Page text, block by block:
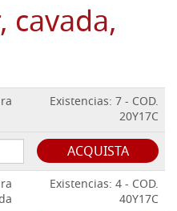
cavada,
Existencias: 7 - COD.
20Y17C
ACQUISTA
Existencias: 4 - COD.
40Y17C